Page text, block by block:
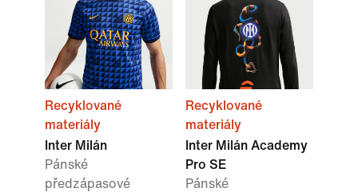
Recyklované
materiály
Inter Milán
Pánské
předzápasové
Recyklované
materiály
Inter Milán Academy
Pro SE
Pánské